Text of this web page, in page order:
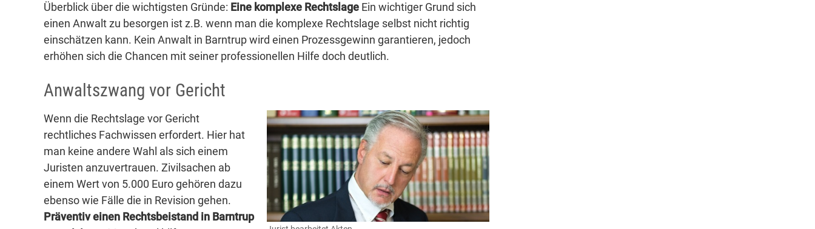
Überblick über die wichtigsten Gründe: Eine komplexe Rechtslage Ein wichtiger Grund sich
einen Anwalt zu besorgen ist z.B. wenn man die komplexe Rechtslage selbst nicht richtig
einschätzen kann. Kein Anwalt in Barntrup wird einen Prozessgewinn garantieren, jedoch
erhöhen sich die Chancen mit seiner professionellen Hilfe doch deutlich.
Anwaltszwang vor Gericht
Wenn die Rechtslage vor Gericht
rechtliches Fachwissen erfordert. Hier hat
man keine andere Wahl als sich einem
Juristen anzuvertrauen. Zivilsachen ab
einem Wert von 5.000 Euro gehören dazu
ebenso wie Fälle die in Revision gehen.
Präventiv einen Rechtsbeistand in Barntrup